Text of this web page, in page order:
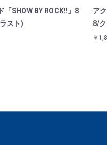
「SHOW BY ROCK!!」8
スト)
ア
8/
￥